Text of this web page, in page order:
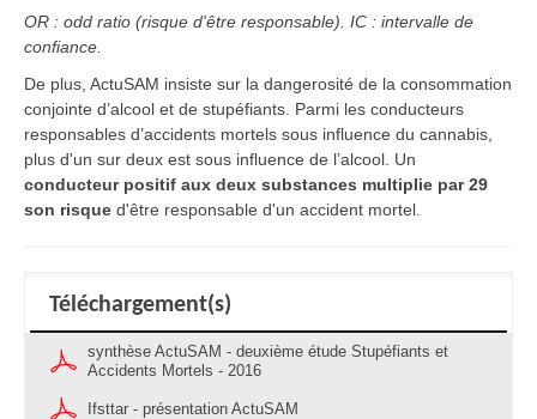
OR : odd ratio (risque d'être responsable). IC : intervalle de
confiance.
De plus, ActuSAM insiste sur la dangerosité de la consommation
conjointe d’alcool et de stupéfiants. Parmi les conducteurs
responsables d’accidents mortels sous influence du cannabis,
plus d'un sur deux est sous influence de l’alcool. Un
conducteur positif aux deux substances multiplie par 29
son risque d'être responsable d'un accident mortel.
Téléchargement(s)
synthèse ActuSAM - deuxième étude Stupéfiants et
Accidents Mortels - 2016
Ifsttar - présentation ActuSAM